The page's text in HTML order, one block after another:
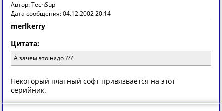
Автор: TechSup
Дата сообщения: 04.12.2002 20:14
merlkerry
Цитата:
А зачем это надо ???
Некоторый платный софт привязвается на этот
серийник.